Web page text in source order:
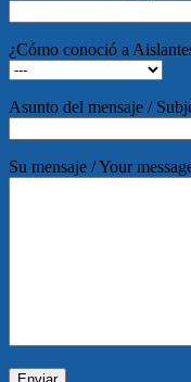
¿Cómo conoció a
Asunto del mensaje /
Su mensaje / Your